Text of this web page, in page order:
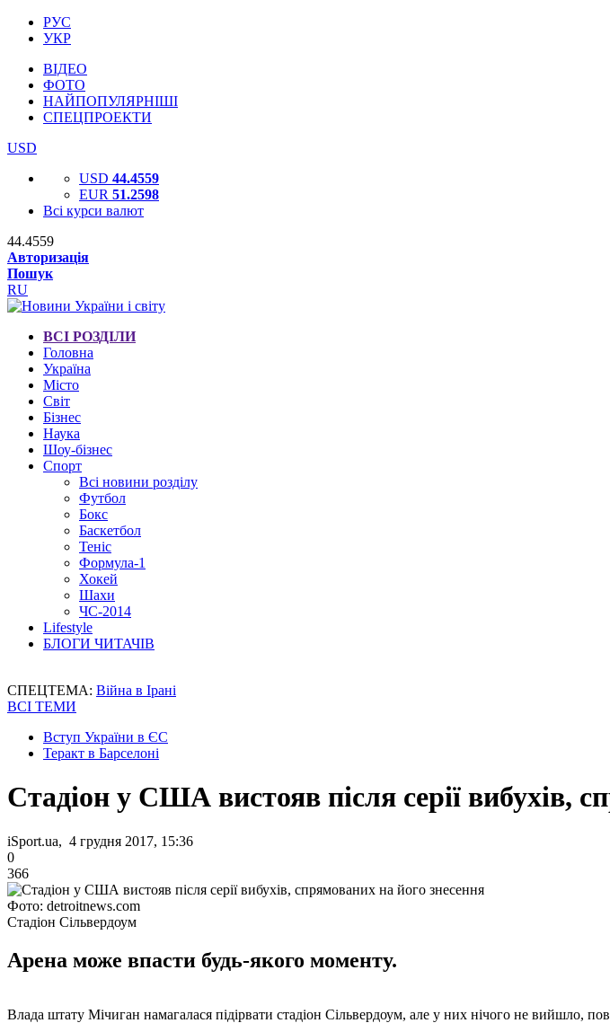
РУС
УКР
ВІДЕО
ФОТО
НАЙПОПУЛЯРНІШІ
СПЕЦПРОЕКТИ
USD
USD 44.4559
EUR 51.2598
Всі курси валют
44.4559
Авторизація
Пошук
RU
ВСІ РОЗДІЛИ
Головна
Україна
Місто
Світ
Бізнес
Наука
Шоу-бізнес
Спорт
Всі новини розділу
Футбол
Бокс
Баскетбол
Теніс
Формула-1
Хокей
Шахи
ЧС-2014
Lifestyle
БЛОГИ ЧИТАЧІВ
СПЕЦТЕМА: Війна в Ірані
ВСІ ТЕМИ
Вступ України в ЄС
Теракт в Барселоні
Стадіон у США вистояв після серії вибухів,
iSport.ua, 4 грудня 2017, 15:36
0
366
Фото: detroitnews.com
Стадіон Сільвердоум
Арена може впасти будь-якого моменту.
Влада штату Мічиган намагалася підірвати стадіон Сільвердоум, але у них нічого не вийшло,